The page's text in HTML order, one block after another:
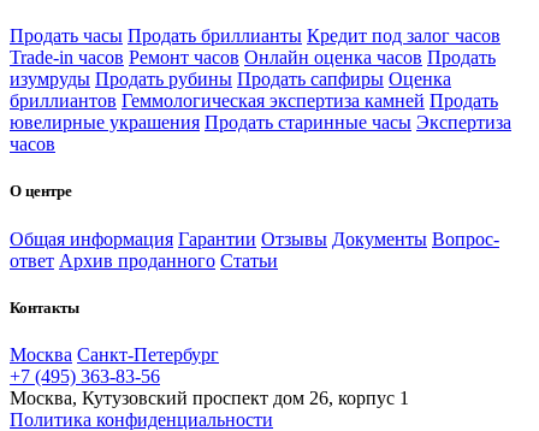
Продать часы Продать бриллианты Кредит под залог часов
Trade-in часов Ремонт часов Онлайн оценка часов Продать
изумруды Продать рубины Продать сапфиры Оценка
бриллиантов Геммологическая экспертиза камней Продать
ювелирные украшения Продать старинные часы Экспертиза
часов
О центре
Общая информация Гарантии Отзывы Документы Вопрос-
ответ Архив проданного Статьи
Контакты
Москва Санкт-Петербург
+7 (495) 363-83-56
Москва, Кутузовский проспект дом 26, корпус 1
Политика конфиденциальности